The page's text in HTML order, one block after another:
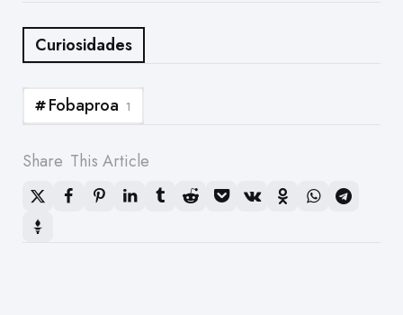
Curiosidades
Fobaproa 1
Share This Article